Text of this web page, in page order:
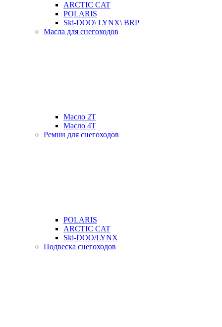
ARCTIC CAT
POLARIS
Ski-DOO\ LYNX\ BRP
Масла для снегоходов
Масло 2Т
Масло 4Т
Ремни для снегоходов
POLARIS
ARCTIC CAT
Ski-DOO/LYNX
Подвеска снегоходов